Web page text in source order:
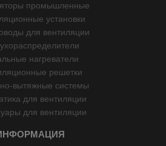
промышленные
установки
для вентиляции
нагреватели
решетки
вытяжные системы
для вентиляции
для вентиляции